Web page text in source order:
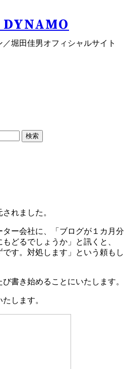
堀田佳男オフィシャルサイト
れました。
ー会社に、「ブログが１カ月分
どるでしょうか」と訊くと、
です。対処します」という頼もし
書き始めることにいたします。
します。